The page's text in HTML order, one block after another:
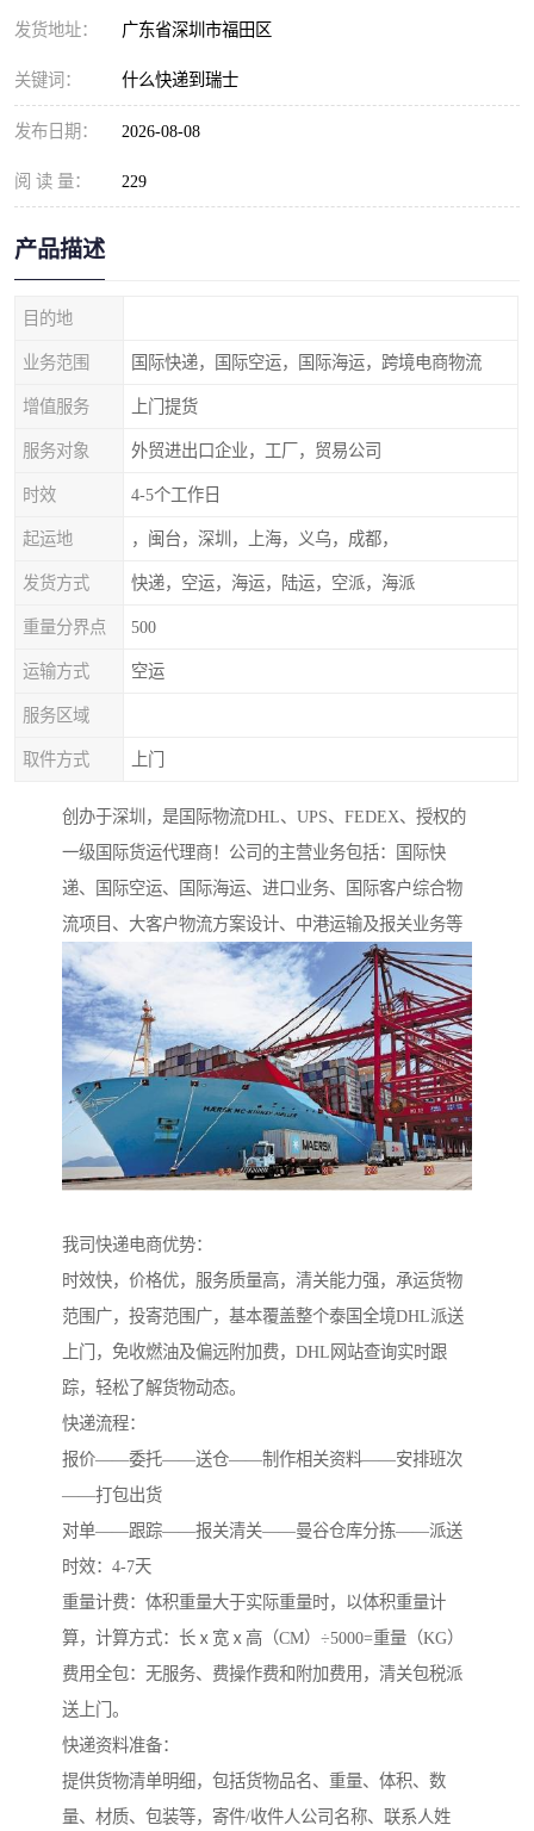
发货地址： 广东省深圳市福田区
关键词： 什么快递到瑞士
发布日期： 2026-08-08
阅 读 量： 229
产品描述
目的地
业务范围 国际快递，国际空运，国际海运，跨境电商物流
增值服务 上门提货
服务对象 外贸进出口企业，工厂，贸易公司
时效 4-5个工作日
起运地 ，闽台，深圳，上海，义乌，成都，
发货方式 快递，空运，海运，陆运，空派，海派
重量分界点 500
运输方式 空运
服务区域
取件方式 上门
创办于深圳，是国际物流DHL、UPS、FEDEX、授权的
一级国际货运代理商！公司的主营业务包括：国际快
递、国际空运、国际海运、进口业务、国际客户综合物
流项目、大客户物流方案设计、中港运输及报关业务等
我司快递电商优势：
时效快，价格优，服务质量高，清关能力强，承运货物
范围广，投寄范围广，基本覆盖整个泰国全境DHL派送
上门，免收燃油及偏远附加费，DHL网站查询实时跟
踪，轻松了解货物动态。
快递流程：
报价——委托——送仓——制作相关资料——安排班次
——打包出货
对单——跟踪——报关清关——曼谷仓库分拣——派送
时效：4-7天
重量计费：体积重量大于实际重量时，以体积重量计
算，计算方式：长ⅹ宽ⅹ高（CM）÷5000=重量（KG）
费用全包：无服务、费操作费和附加费用，清关包税派
送上门。
快递资料准备：
提供货物清单明细，包括货物品名、重量、体积、数
量、材质、包装等，寄件/收件人公司名称、联系人姓